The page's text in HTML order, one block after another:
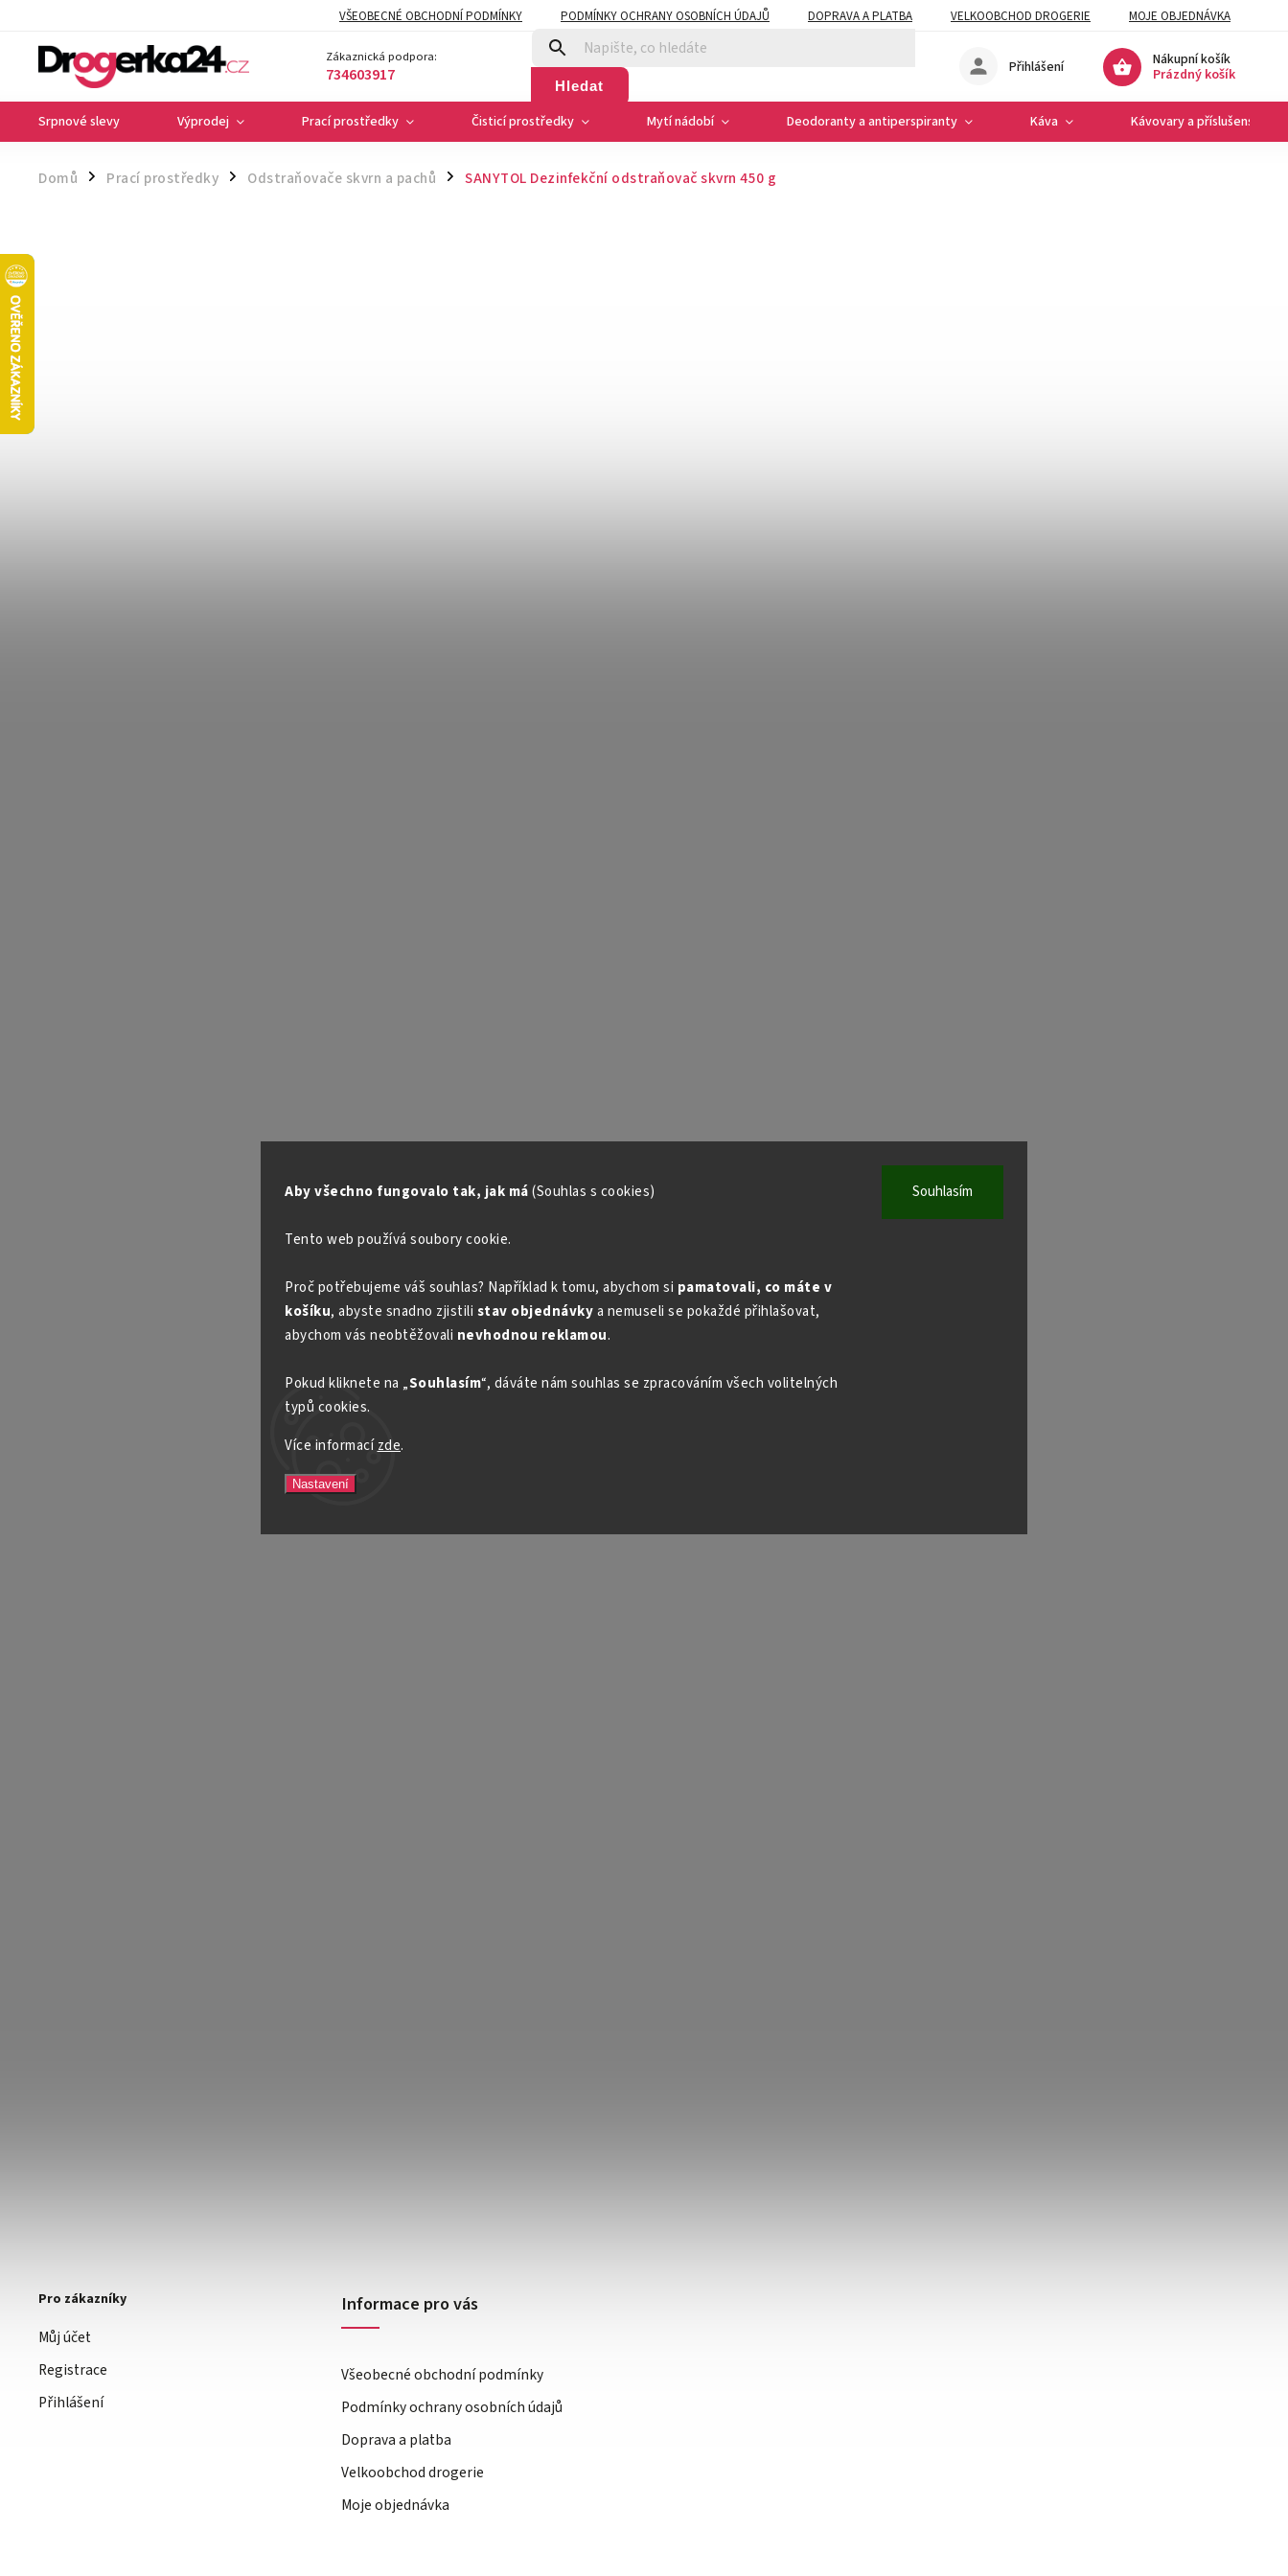
Aby všechno fungovalo tak, jak má(Souhlas s cookies)
Tento web používá soubory cookie.
Proč potřebujeme váš souhlas? Například k tomu, abychom si pamatovali, co máte v
košíku, abyste snadno zjistili stav objednávkya nemuseli se pokaždé přihlašovat,
abychom vás neobtěžovali nevhodnou reklamou.
Pokud kliknete na „Souhlasím“, dáváte nám souhlas se zpracováním všech volitelných
typů cookies.
Více informacízde.
Nastavení
Souhlasím
VŠEOBECNÉ OBCHODNÍ PODMÍNKY PODMÍNKY OCHRANY OSOBNÍCH ÚDAJŮ DOPRAVA A PLATBA VELKOOBCHOD DROGERIE MOJE OBJEDNÁVKA
Zákaznická podpora:
734603917 Hledat
Nákupní košík
Prázdný košík
Přihlášení
Srpnové slevy Výprodej Prací prostředky Čisticí prostředky Mytí nádobí Deodoranty a antiperspiranty Káva Kávovary a příslušenství
Domů / Prací prostředky / Odstraňovače skvrn a pachů / SANYTOL Dezinfekční odstraňovač skvrn 450 g
Pro zákazníky
Můj účet
Registrace
Přihlášení
Informace pro vás
Všeobecné obchodní podmínky
Podmínky ochrany osobních údajů
Doprava a platba
Velkoobchod drogerie
Moje objednávka